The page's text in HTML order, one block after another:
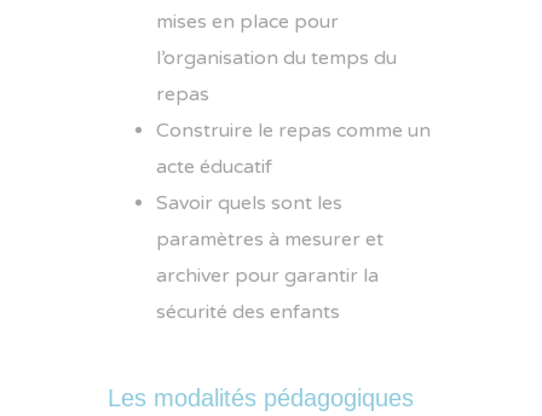
mises en place pour
l’organisation du temps du
repas
Construire le repas comme un
acte éducatif
Savoir quels sont les
paramètres à mesurer et
archiver pour garantir la
sécurité des enfants
Les modalités pédagogiques